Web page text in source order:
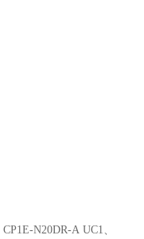
N20DR-A UC1、